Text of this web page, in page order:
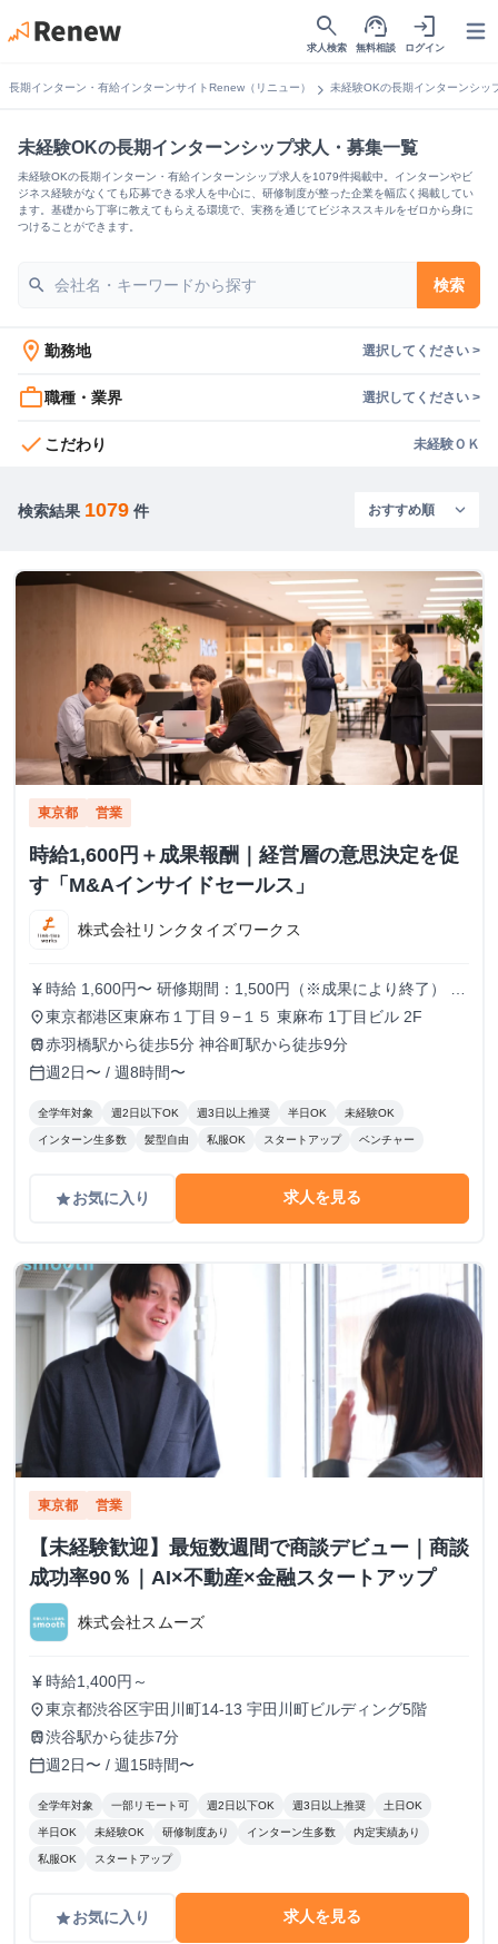
search
求人検索
support_agent
無料相談
login
ログイン
長期インターン・有給インターンサイトRenew（リニュー） chevron_right 未経験OKの長期インターンシッ
未経験OKの長期インターンシップ求人・募集一覧
未経験OKの長期インターン・有給インターンシップ求人を1079件掲載中。インターンやビ
ジネス経験がなくても応募できる求人を中心に、研修制度が整った企業を幅広く掲載してい
ます。基礎から丁寧に教えてもらえる環境で、実務を通じてビジネススキルをゼロから身に
つけることができます。
search 検索
location_on 勤務地 選択してください >
work_outline職種・業界 選択してください >
check こだわり 未経験ＯＫ
検索結果 1079 件
東京都 営業
時給1,600円＋成果報酬｜経営層の意思決定を促
す「M&Aインサイドセールス」
株式会社リンクタイズワークス
currency_yen 時給 1,600円〜 研修期間：1,500円（※成果により終了） 研
修終了後：1,600円～ ＼アポ獲得によるインセンティブあり
／ 1件〜10件：10,000円 11件〜20件：20,000円 ※毎月獲
得件数の計算はリセットされます 給与モデル ■月48時間稼
働、アポ10件の場合：176,800円 内訳：48時間×時給1,600
円＋10件×インセンティブ10,000円 ■月80時間稼働、アポ20
place東京都港区東麻布１丁目９−１５ 東麻布 1丁目ビル 2F
train赤羽橋駅から徒歩5分 神谷町駅から徒歩9分
calendar_today週2日〜 / 週8時間〜
全学年対象 週2日以下OK 週3日以上推奨 半日OK 未経験OK
インターン生多数 髪型自由 私服OK スタートアップ ベンチャー
gradeお気に入り 求人を見る
東京都 営業
【未経験歓迎】最短数週間で商談デビュー｜商談
成功率90％｜AI×不動産×金融スタートアップ
株式会社スムーズ
currency_yen 時給1,400円～
place東京都渋谷区宇田川町14-13 宇田川町ビルディング5階
train渋谷駅から徒歩7分
calendar_today週2日〜 / 週15時間〜
全学年対象 一部リモート可 週2日以下OK 週3日以上推奨 土日OK
半日OK 未経験OK 研修制度あり インターン生多数 内定実績あり
私服OK スタートアップ
gradeお気に入り 求人を見る